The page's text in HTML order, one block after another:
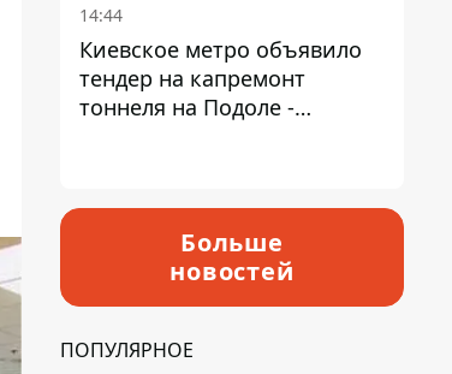
14:44
Киевское метро объявило
тендер на капремонт
тоннеля на Подоле -
Больше
новостей
ПОПУЛЯРНОЕ